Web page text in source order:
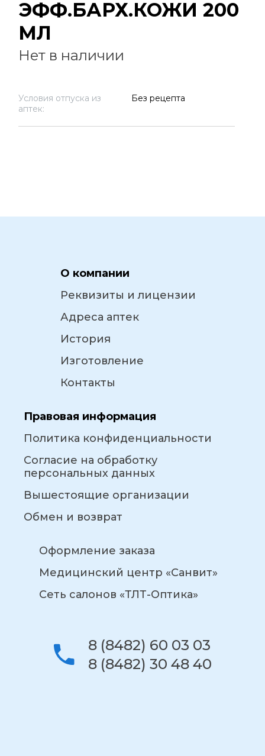
ЭФФ.БАРХ.КОЖИ 200
МЛ
Нет в наличии
Условия отпуска из
аптек:
Без рецепта
О компании
Реквизиты и лицензии
Адреса аптек
История
Изготовление
Контакты
Правовая информация
Политика конфиденциальности
Согласие на обработку
персональных данных
Вышестоящие организации
Обмен и возврат
Оформление заказа
Медицинский центр «Санвит»
Сеть салонов «ТЛТ-Оптика»
8 (8482) 60 03 03
8 (8482) 30 48 40